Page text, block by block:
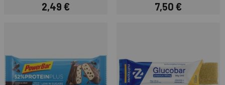
Preu
2,49 € Preu
7,50 €